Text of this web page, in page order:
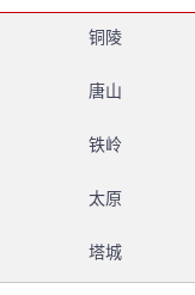
铜陵
唐山
铁岭
太原
塔城